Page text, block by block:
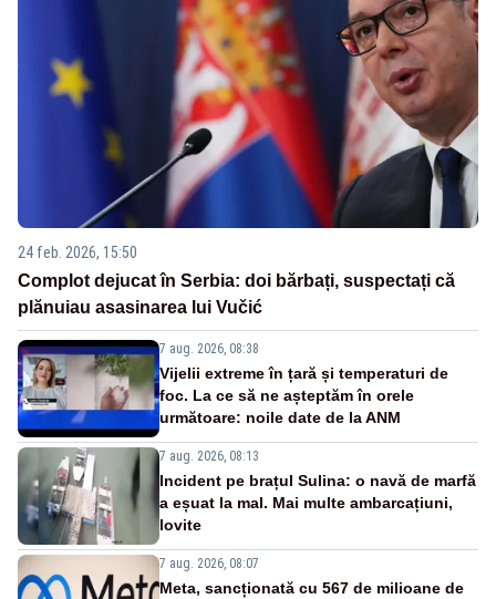
24 feb. 2026, 15:50
Complot dejucat în Serbia: doi bărbați, suspectați că
plănuiau asasinarea lui Vučić
7 aug. 2026, 08:38
Vijelii extreme în țară și temperaturi de
foc. La ce să ne așteptăm în orele
următoare: noile date de la ANM
7 aug. 2026, 08:13
Incident pe brațul Sulina: o navă de marfă
a eșuat la mal. Mai multe ambarcațiuni,
lovite
7 aug. 2026, 08:07
Meta, sancționată cu 567 de milioane de